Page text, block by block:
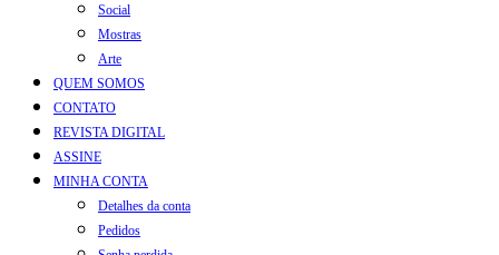
Social
Mostras
Arte
QUEM SOMOS
CONTATO
REVISTA DIGITAL
ASSINE
MINHA CONTA
Detalhes da conta
Pedidos